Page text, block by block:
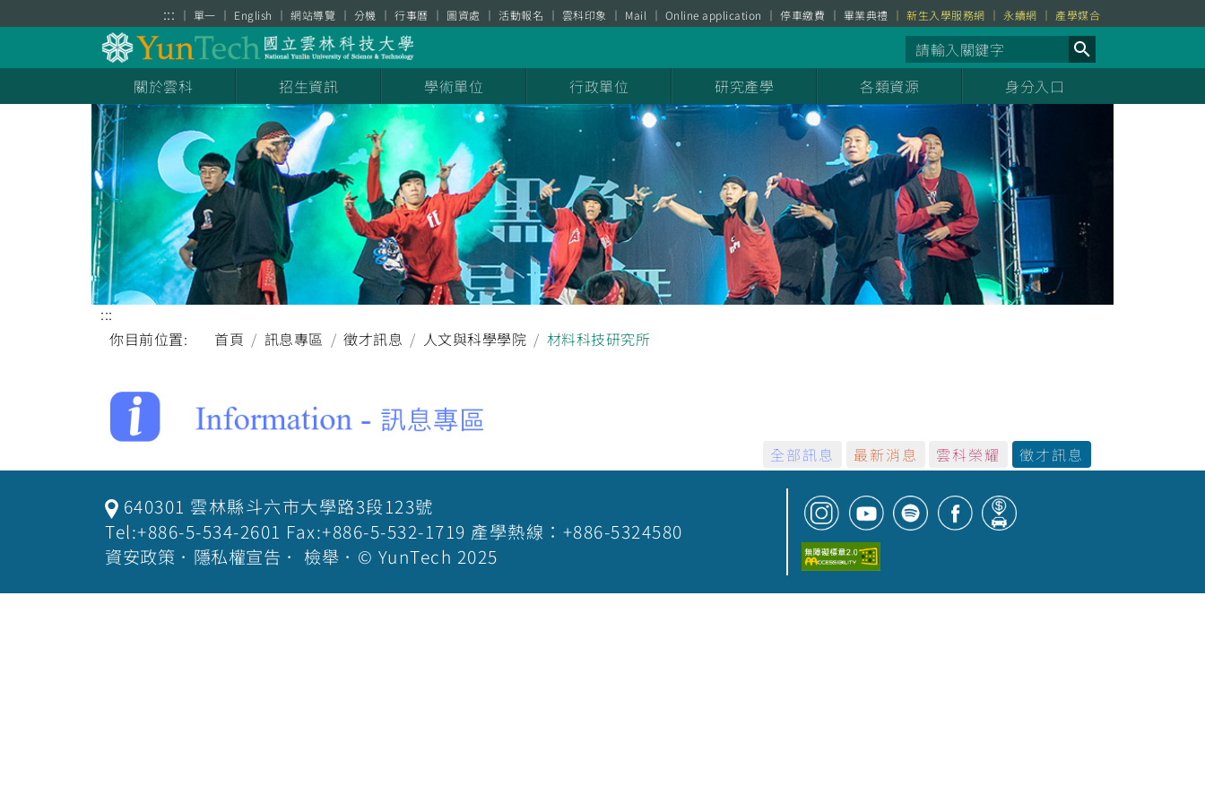
::: 單一 English 網站導覽 分機 行事曆 圖資處 活動報名 雲科印象 Mail Online application 停車繳費 畢業典禮 新生入學服務網 永續網 產學媒合
關於雲科 招生資訊 學術單位 行政單位 研究產學 各類資源 身分入口
:::
你目前位置:
首頁 訊息專區 徵才訊息 人文與科學學院 材料科技研究所
全部訊息 最新消息 雲科榮耀 徵才訊息
640301 雲林縣斗六市大學路3段123號
Tel:+886-5-534-2601 Fax:+886-5-532-1719 產學熱線：+886-5324580
資安政策 ． 隱私權宣告 ． 檢舉 ．© YunTech 2025